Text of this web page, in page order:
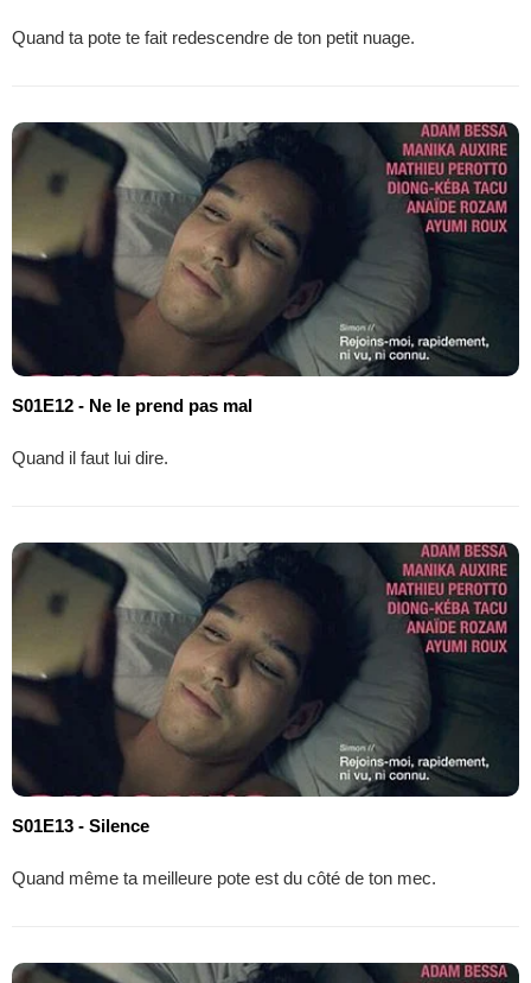
Quand ta pote te fait redescendre de ton petit nuage.
S01E12 - Ne le prend pas mal
Quand il faut lui dire.
S01E13 - Silence
Quand même ta meilleure pote est du côté de ton mec.